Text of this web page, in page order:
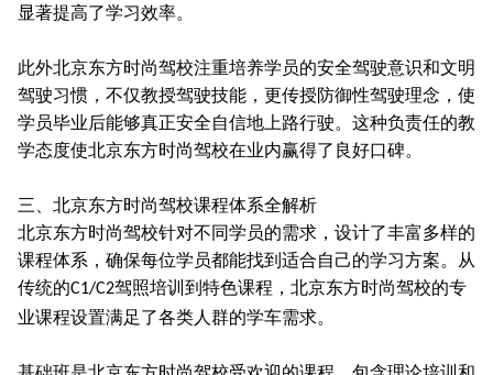
显著提高了学习效率。
此外北京东方时尚驾校注重培养学员的安全驾驶意识和文明
驾驶习惯，不仅教授驾驶技能，更传授防御性驾驶理念，使
学员毕业后能够真正安全自信地上路行驶。这种负责任的教
学态度使北京东方时尚驾校在业内赢得了良好口碑。
三、北京东方时尚驾校课程体系全解析
北京东方时尚驾校针对不同学员的需求，设计了丰富多样的
课程体系，确保每位学员都能找到适合自己的学习方案。从
传统的C1/C2驾照培训到特色课程，北京东方时尚驾校的专
业课程设置满足了各类人群的学车需求。